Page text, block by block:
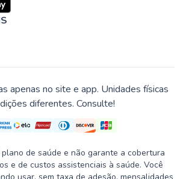
apenas no site e app. Unidades físicas
diferentes. Consulte!
de saúde e não garante a cobertura
e de custos assistenciais à saúde. Você